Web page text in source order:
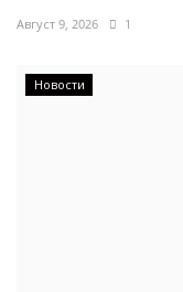
Август 9, 2026 1
Новости